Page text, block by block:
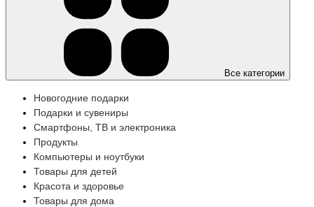
Все категории
Новогодние подарки
Подарки и сувениры
Смартфоны, ТВ и электроника
Продукты
Компьютеры и ноутбуки
Товары для детей
Красота и здоровье
Товары для дома